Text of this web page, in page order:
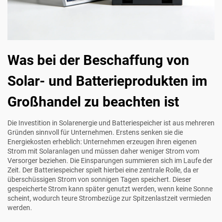
Was bei der Beschaffung von
Solar- und Batterieprodukten im
Großhandel zu beachten ist
Die Investition in Solarenergie und Batteriespeicher ist aus mehreren
Gründen sinnvoll für Unternehmen. Erstens senken sie die
Energiekosten erheblich: Unternehmen erzeugen ihren eigenen
Strom mit Solaranlagen und müssen daher weniger Strom vom
Versorger beziehen. Die Einsparungen summieren sich im Laufe der
Zeit. Der Batteriespeicher spielt hierbei eine zentrale Rolle, da er
überschüssigen Strom von sonnigen Tagen speichert. Dieser
gespeicherte Strom kann später genutzt werden, wenn keine Sonne
scheint, wodurch teure Strombezüge zur Spitzenlastzeit vermieden
werden.